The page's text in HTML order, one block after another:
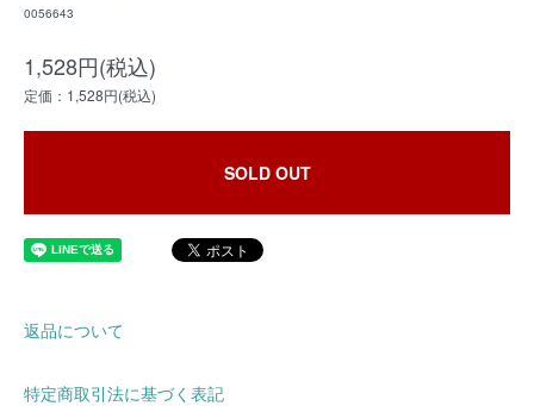
0056643
1,528円(税込)
定価：1,528円(税込)
SOLD OUT
返品について
特定商取引法に基づく表記